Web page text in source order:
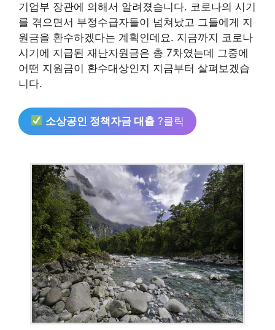
기업부 장관에 의해서 알려졌습니다. 코로나의 시기
를 겪으면서 부정수급자들이 넘쳐났고 그들에게 지
원금을 환수하겠다는 계획인데요. 지금까지 코로나
시기에 지급된 재난지원금은 총 7차였는데 그중에
어떤 지원금이 환수대상인지 지금부터 살펴보겠습
니다.
소상공인 정책자금 대출 ?클릭